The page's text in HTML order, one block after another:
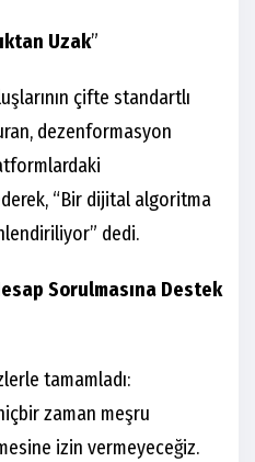
Uzak”
çifte standartlı
dezenformasyon
“Bir dijital algoritma
dedi.
Sorulmasına Destek
tamamladı:
zaman meşru
izin vermeyeceğiz.